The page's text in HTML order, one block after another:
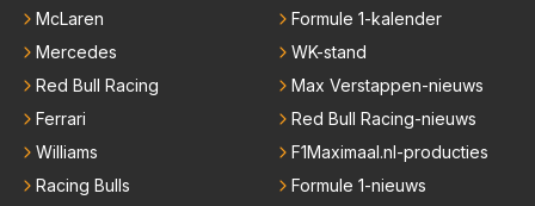
McLaren
Mercedes
Red Bull Racing
Ferrari
Williams
Racing Bulls
Formule 1-kalender
WK-stand
Max Verstappen-nieuws
Red Bull Racing-nieuws
F1Maximaal.nl-producties
Formule 1-nieuws